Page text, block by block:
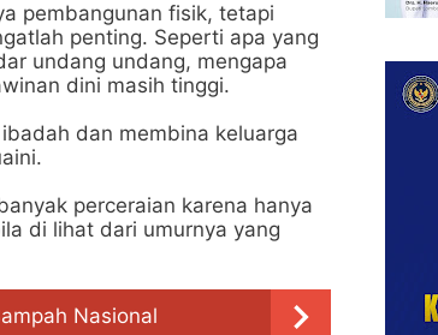
pembangunan fisik, tetapi
penting. Seperti apa yang
undang undang, mengapa
dini masih tinggi.
dan membina keluarga
perceraian karena hanya
di lihat dari umurnya yang
Nasional